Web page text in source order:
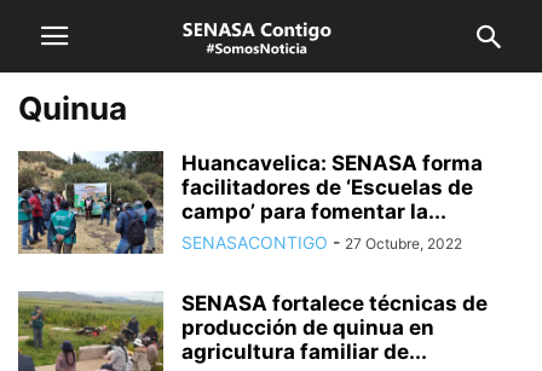
Quinua
Huancavelica: SENASA forma
facilitadores de ‘Escuelas de
campo’ para fomentar la...
SENASACONTIGO - 27 Octubre, 2022
SENASA fortalece técnicas de
producción de quinua en
agricultura familiar de...